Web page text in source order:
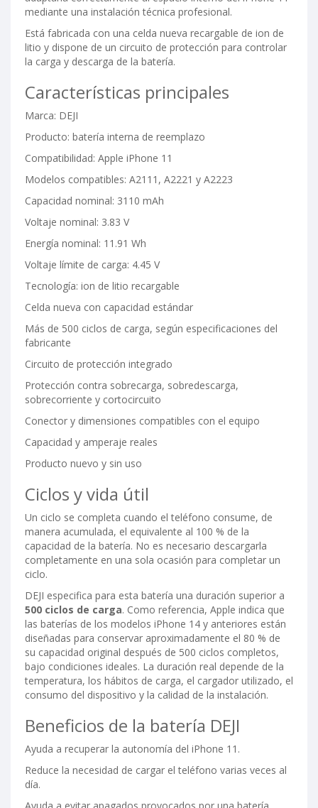
mediante una instalación técnica profesional.
Está fabricada con una celda nueva recargable de ion de
litio y dispone de un circuito de protección para controlar
la carga y descarga de la batería.
Características principales
Marca: DEJI
Producto: batería interna de reemplazo
Compatibilidad: Apple iPhone 11
Modelos compatibles: A2111, A2221 y A2223
Capacidad nominal: 3110 mAh
Voltaje nominal: 3.83 V
Energía nominal: 11.91 Wh
Voltaje límite de carga: 4.45 V
Tecnología: ion de litio recargable
Celda nueva con capacidad estándar
Más de 500 ciclos de carga, según especificaciones del
fabricante
Circuito de protección integrado
Protección contra sobrecarga, sobredescarga,
sobrecorriente y cortocircuito
Conector y dimensiones compatibles con el equipo
Capacidad y amperaje reales
Producto nuevo y sin uso
Ciclos y vida útil
Un ciclo se completa cuando el teléfono consume, de
manera acumulada, el equivalente al 100 % de la
capacidad de la batería. No es necesario descargarla
completamente en una sola ocasión para completar un
ciclo.
DEJI especifica para esta batería una duración superior a
500 ciclos de carga. Como referencia, Apple indica que
las baterías de los modelos iPhone 14 y anteriores están
diseñadas para conservar aproximadamente el 80 % de
su capacidad original después de 500 ciclos completos,
bajo condiciones ideales. La duración real depende de la
temperatura, los hábitos de carga, el cargador utilizado, el
consumo del dispositivo y la calidad de la instalación.
Beneficios de la batería DEJI
Ayuda a recuperar la autonomía del iPhone 11.
Reduce la necesidad de cargar el teléfono varias veces al
día.